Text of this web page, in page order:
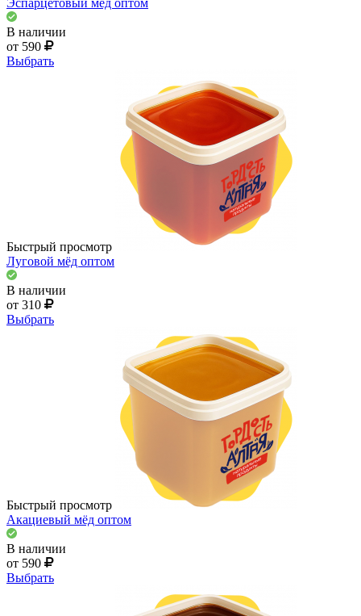
В наличии
от 590
Выбрать
Быстрый просмотр
Луговой мёд оптом
В наличии
от 310
Выбрать
Быстрый просмотр
Акациевый мёд оптом
В наличии
от 590
Выбрать